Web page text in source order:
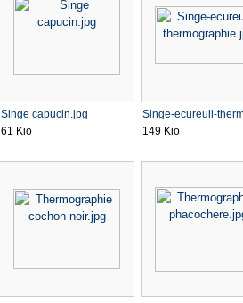
Singe capucin.jpg
61 Kio
Singe-ecureuil-
149 Kio